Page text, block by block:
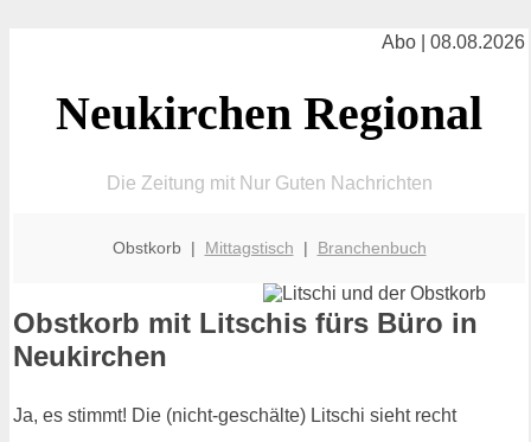
Abo | 08.08.2026
Neukirchen Regional
Die Zeitung mit Nur Guten Nachrichten
Obstkorb | Mittagstisch | Branchenbuch
Obstkorb mit Litschis fürs Büro in
Neukirchen
Ja, es stimmt! Die (nicht-geschälte) Litschi sieht recht